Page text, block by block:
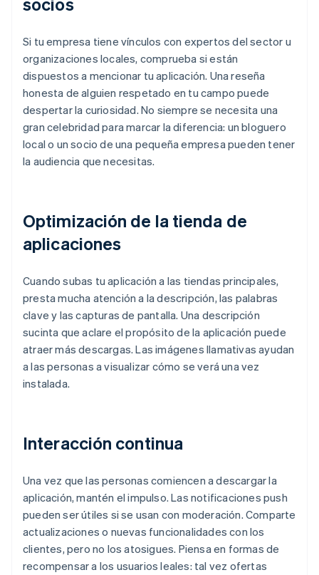
Si tu empresa tiene vínculos con expertos del sector u
organizaciones locales, comprueba si están
dispuestos a mencionar tu aplicación. Una reseña
honesta de alguien respetado en tu campo puede
despertar la curiosidad. No siempre se necesita una
gran celebridad para marcar la diferencia: un bloguero
local o un socio de una pequeña empresa pueden tener
la audiencia que necesitas.
Optimización de la tienda de
aplicaciones
Cuando subas tu aplicación a las tiendas principales,
presta mucha atención a la descripción, las palabras
clave y las capturas de pantalla. Una descripción
sucinta que aclare el propósito de la aplicación puede
atraer más descargas. Las imágenes llamativas ayudan
a las personas a visualizar cómo se verá una vez
instalada.
Interacción continua
Una vez que las personas comiencen a descargar la
aplicación, mantén el impulso. Las notificaciones push
pueden ser útiles si se usan con moderación. Comparte
actualizaciones o nuevas funcionalidades con los
clientes, pero no los atosigues. Piensa en formas de
recompensar a los usuarios leales: tal vez ofertas